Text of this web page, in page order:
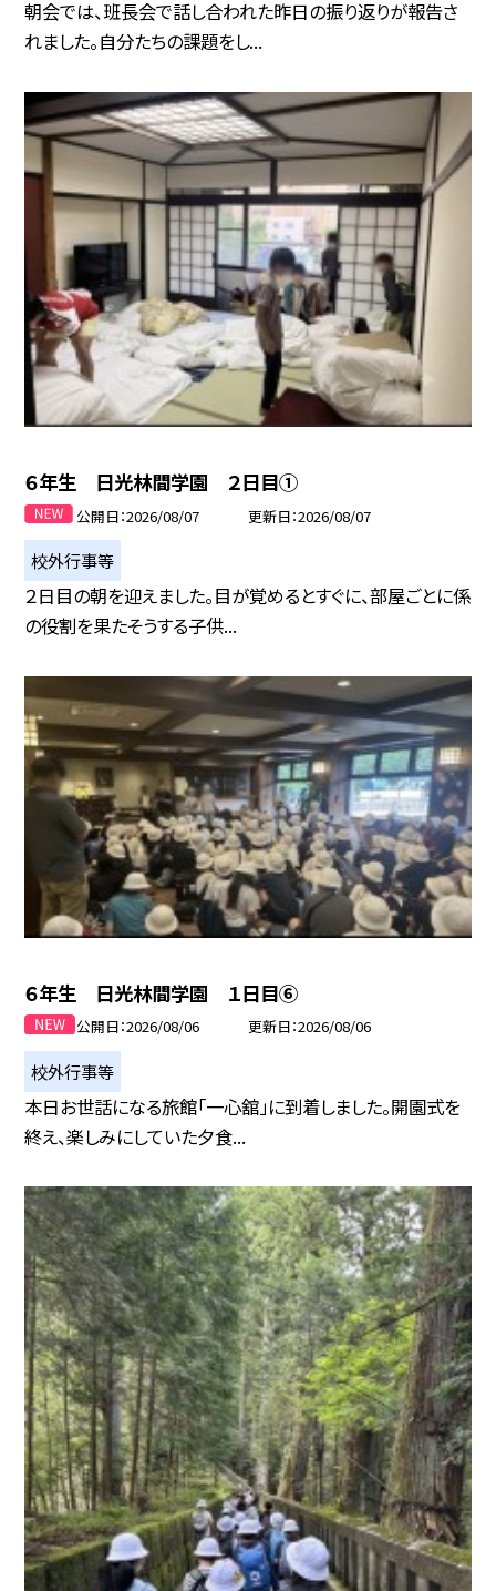
朝会では、班長会で話し合われた昨日の振り返りが報告さ
れました。自分たちの課題をし...
６年生 日光林間学園 ２日目①
公開日 2026/08/07 更新日 2026/08/07
校外行事等
２日目の朝を迎えました。目が覚めるとすぐに、部屋ごとに係
の役割を果たそうする子供...
６年生 日光林間学園 １日目⑥
公開日 2026/08/06 更新日 2026/08/06
校外行事等
本日お世話になる旅館「一心舘」に到着しました。開園式を
終え、楽しみにしていた夕食...